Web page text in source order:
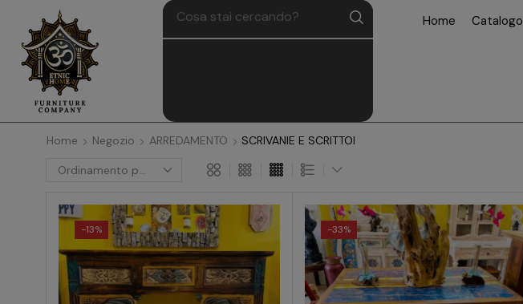
Home Catalogo
Home Negozio ARREDAMENTO SCRIVANIE E SCRITTOI
-13% -33%